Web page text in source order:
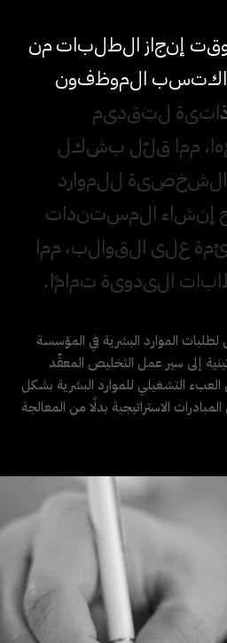
قت إنجاز الطلباتمن
اكتسب الموظفون
اتية لتقديم
ها، مما قلل بشكل
الشخصية للموارد
إنشاء المستندات
ئمة على القوالب، مما
ابات اليدوية تماما.
لطلبات الموارد البشرية في المؤسسة
إلى سير عمل التخليص المعقّد
التشغيلي للموارد البشرية بشكل
الاستراتيجية بدلًا من المعالجة